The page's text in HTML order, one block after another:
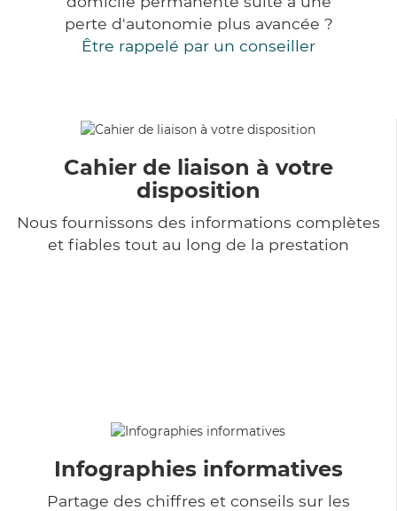
perte d'autonomie plus avancée ?
Être rappelé par un conseiller
Cahier de liaison à votre
disposition
Nous fournissons des informations complètes
et fiables tout au long de la prestation
Infographies informatives
Partage des chiffres et conseils sur les